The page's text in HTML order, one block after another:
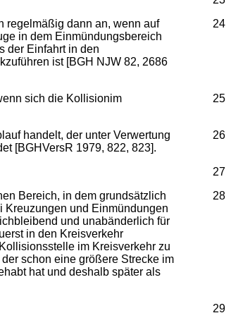
24
regelmäßig dann an, wenn auf
in dem Einmündungsbereich
der Einfahrt in den
ist [BGH NJW 82, 2686
25
sich die Kollisionim
26
handelt, der unter Verwertung
[BGHVersR 1979, 822, 823].
27
28
Bereich, in dem grundsätzlich
Kreuzungen und Einmündungen
und unabänderlich für
in den Kreisverkehr
im Kreisverkehr zu
schon eine größere Strecke im
hat und deshalb später als
29